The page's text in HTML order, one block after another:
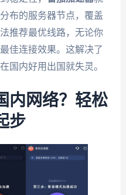
布的服务器节点，覆盖
推荐最优线路，无论你
佳连接效果。这解决了
国内好用出国就失灵。
内网络？轻松
步